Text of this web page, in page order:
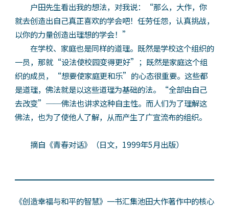
户田先生看出我的想法，对我说：“那么，大作，你
就去创造出自己真正喜欢的学会吧！任劳任怨，认真挑战，
以你的力量创造出理想的学会！”
在学校、家庭也是同样的道理。既然是学校这个组织的
一员，那就“设法使校园变得更好”；既然是家庭这个组
织的成员，“想要使家庭更和乐”的心态很重要。这些都
是道理，佛法就是以这些道理为基础的法。“全部由自己
去改变”──佛法也讲求这种自主性。而人们为了理解这
佛法，也为了使他人了解，从而产生了广宣流布的组织。
摘自《青春对话》（日文，1999年5月出版）
《创造幸福与和平的智慧》一书汇集池田大作著作中的核心